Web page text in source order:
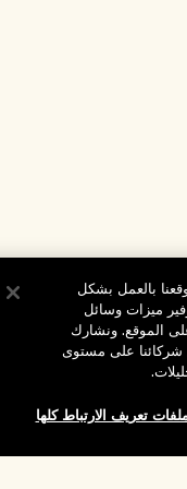
بالعمل بشكل
ميزات وسائل
الموقع. ونشارك
على مستوى
تعريف الارتباط كلها